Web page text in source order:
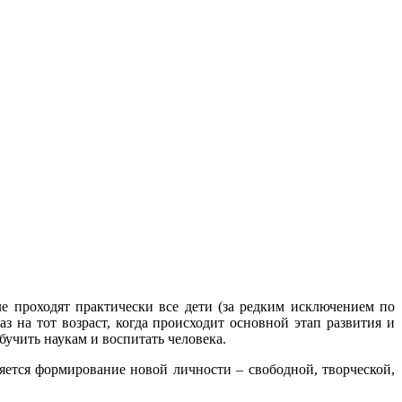
проходят практически все дети (за редким исключением по
тот возраст, когда происходит основной этап развития и
наукам и воспитать человека.
формирование новой личности – свободной, творческой,